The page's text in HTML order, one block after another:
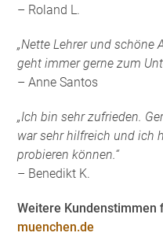
– Roland L.
„Nette Lehrer und schöne
geht immer gerne zum
– Anne Santos
„Ich bin sehr zufrieden.
war sehr hilfreich und ich
probieren können.“
– Benedikt K.
Weitere Kundenstimmen
muenchen.de